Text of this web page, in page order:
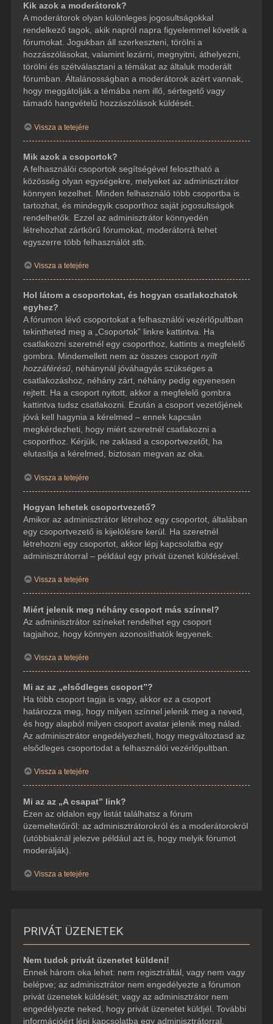
Kik azok a moderátorok?
A moderátorok olyan különleges jogosultságokkal
rendelkező tagok, akik napról napra figyelemmel követik a
fórumokat. Jogukban áll szerkeszteni, törölni a
hozzászólásokat, valamint lezárni, megnyitni, áthelyezni,
törölni és szétválasztani a témákat az általuk moderált
fórumban. Általánosságban a moderátorok azért vannak,
hogy meggátolják a témába nem illő, sértegető vagy
támadó hangvételű hozzászólások küldését.
Vissza a tetejére
Mik azok a csoportok?
A felhasználói csoportok segítségével felosztható a
közösség olyan egységekre, melyeket az adminisztrátor
könnyen kezelhet. Minden felhasználó több csoportba is
tartozhat, és mindegyik csoporthoz saját jogosultságok
rendelhetők. Ezzel az adminisztrátor könnyedén
létrehozhat zártkörű fórumokat, moderátorrá tehet
egyszerre több felhasználót stb.
Vissza a tetejére
Hol látom a csoportokat, és hogyan csatlakozhatok
egyhez?
A fórumon lévő csoportokat a felhasználói vezérlőpultban
tekintheted meg a „Csoportok” linkre kattintva. Ha
csatlakozni szeretnél egy csoporthoz, kattints a megfelelő
gombra. Mindemellett nem az összes csoport nyílt
hozzáférésű, néhánynál jóváhagyás szükséges a
csatlakozáshoz, néhány zárt, néhány pedig egyenesen
rejtett. Ha a csoport nyitott, akkor a megfelelő gombra
kattintva tudsz csatlakozni. Ezután a csoport vezetőjének
jóvá kell hagynia a kérelmed – ennek kapcsán
megkérdezheti, hogy miért szeretnél csatlakozni a
csoporthoz. Kérjük, ne zaklasd a csoportvezetőt, ha
elutasítja a kérelmed, biztosan megvan az oka.
Vissza a tetejére
Hogyan lehetek csoportvezető?
Amikor az adminisztrátor létrehoz egy csoportot, általában
egy csoportvezető is kijelölésre kerül. Ha szeretnél
létrehozni egy csoportot, akkor lépj kapcsolatba egy
adminisztrátorral – például egy privát üzenet küldésével.
Vissza a tetejére
Miért jelenik meg néhány csoport más színnel?
Az adminisztrátor színeket rendelhet egy csoport
tagjaihoz, hogy könnyen azonosíthatók legyenek.
Vissza a tetejére
Mi az az „elsődleges csoport”?
Ha több csoport tagja is vagy, akkor ez a csoport
határozza meg, hogy milyen színnel jelenik meg a neved,
és hogy alapból milyen csoport avatar jelenik meg nálad.
Az adminisztrátor engedélyezheti, hogy megváltoztasd az
elsődleges csoportodat a felhasználói vezérlőpultban.
Vissza a tetejére
Mi az az „A csapat” link?
Ezen az oldalon egy listát találhatsz a fórum
üzemeltetőiről: az adminisztrátorokról és a moderátorokról
(utóbbiaknál jelezve például azt is, hogy melyik fórumot
moderálják).
Vissza a tetejére
PRIVÁT ÜZENETEK
Nem tudok privát üzenetet küldeni!
Ennek három oka lehet: nem regisztráltál, vagy nem vagy
belépve; az adminisztrátor nem engedélyezte a fórumon
privát üzenetek küldését; vagy az adminisztrátor nem
engedélyezte neked, hogy privát üzenetet küldjél. További
információért lépj kapcsolatba egy adminisztrátorral.